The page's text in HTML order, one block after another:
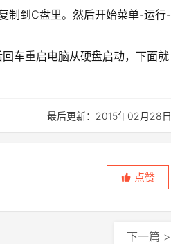
制到C盘里。然后开始菜单-运行-
车重启电脑从硬盘启动，下面就
最后更新：2015年02月28日
点赞
下一篇 >